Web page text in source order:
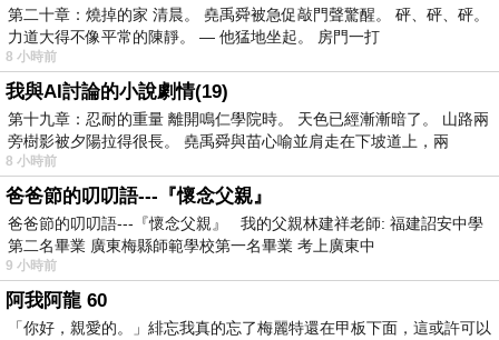
第二十章：燒掉的家 清晨。 堯禹舜被急促敲門聲驚醒。 砰、砰、砰。
力道大得不像平常的陳靜。 — 他猛地坐起。 房門一打
8 小時前
我與AI討論的小說劇情(19)
第十九章：忍耐的重量 離開鳴仁學院時。 天色已經漸漸暗了。 山路兩
旁樹影被夕陽拉得很長。 堯禹舜與苗心喻並肩走在下坡道上，兩
8 小時前
爸爸節的叨叨語---『懷念父親』
爸爸節的叨叨語---『懷念父親』 我的父親林建祥老師: 福建詔安中學
第二名畢業 廣東梅縣師範學校第一名畢業 考上廣東中
9 小時前
阿我阿龍 60
「你好，親愛的。」緋忘我真的忘了梅麗特還在甲板下面，這或許可以